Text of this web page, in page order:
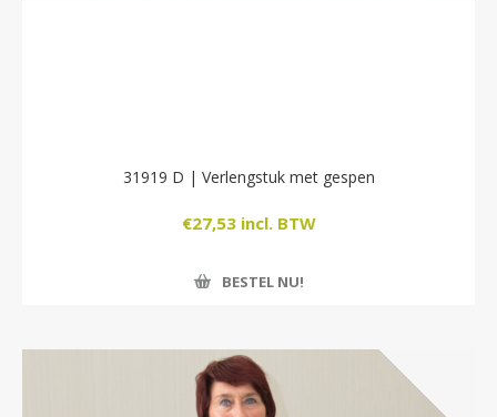
31919 D | Verlengstuk met gespen
€27,53 incl. BTW
BESTEL NU!